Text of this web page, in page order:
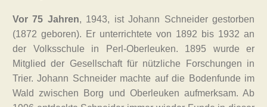
Vor 75 Jahren, 1943, ist Johann Schneider gestorben
(1872 geboren). Er unterrichtete von 1892 bis 1932 an
der Volksschule in Perl-Oberleuken. 1895 wurde er
Mitglied der Gesellschaft für nützliche Forschungen in
Trier. Johann Schneider machte auf die Bodenfunde im
Wald zwischen Borg und Oberleuken aufmerksam. Ab